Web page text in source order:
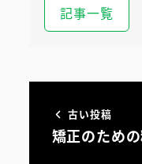
記事一覧
古い投稿
矯正のため